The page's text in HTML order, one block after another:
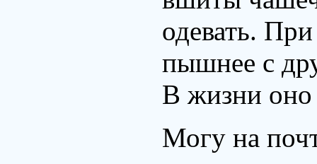
одевать.
пышнее с
В жизни оно
Могу на